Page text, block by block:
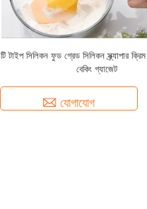
টি টাইপ সিলিকন ফুড গ্রেড সিলিকন স্ক্র্যাপার
বেকিং গ্যাজেট
যোগাযোগ